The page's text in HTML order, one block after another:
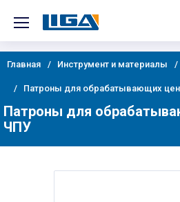
Главная Инструмент и материалы
Патроны для обрабатывающих
Патроны для
ЧПУ